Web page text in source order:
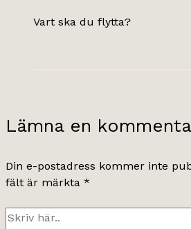
Vart ska du flytta?
Lämna en
Din e-postadress kommer inte
fält är märkta *
Skriv